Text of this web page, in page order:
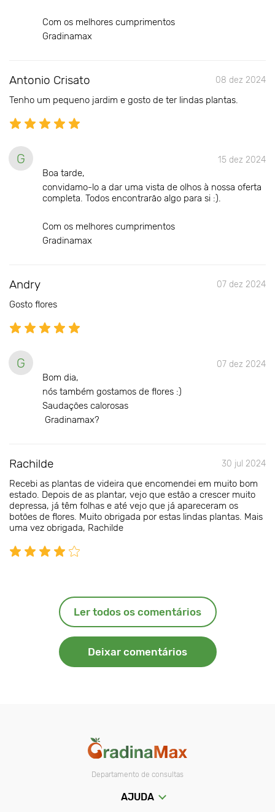
Com os melhores cumprimentos
Gradinamax
Antonio Crisato 08 dez 2024
Tenho um pequeno jardim e gosto de ter lindas plantas.
G 15 dez 2024
Boa tarde,
convidamo-lo a dar uma vista de olhos à nossa oferta
completa. Todos encontrarão algo para si :).
Com os melhores cumprimentos
Gradinamax
Andry 07 dez 2024
Gosto flores
G 07 dez 2024
Bom dia,
nós também gostamos de flores :)
Saudações calorosas
Gradinamax?
Rachilde 30 jul 2024
Recebi as plantas de videira que encomendei em muito bom
estado. Depois de as plantar, vejo que estão a crescer muito
depressa, já têm folhas e até vejo que já apareceram os
botões de flores. Muito obrigada por estas lindas plantas. Mais
uma vez obrigada, Rachilde
Ler todos os comentários
Deixar comentários
Departamento de consultas
AJUDA